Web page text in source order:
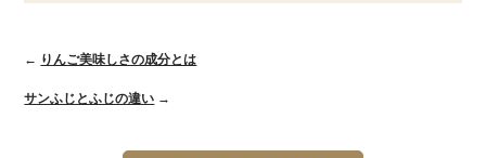
← りんご美味しさの成分とは
サンふじとふじの違い →